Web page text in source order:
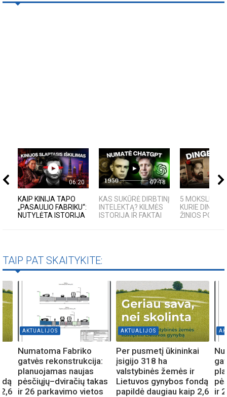
06:20
KAIP KINIJA TAPO
„PASAULIO FABRIKU“:
NUTYLĖTA ISTORIJA
07:18
KAS SUKŪRĖ DIRBTINĮ
INTELEKTĄ? KILMĖS
ISTORIJA IR FAKTAI
5
KURIE DINGO
ŽINIOS PO
TAIP PAT SKAITYKITE:
AKTUALIJOS
Numatoma Fabriko
gatvės rekonstrukcija:
planuojamas naujas
pėsčiųjų–dviračių takas
ir 26 parkavimo vietos
AKTUALIJOS
Per pusmetį ūkininkai
įsigijo 318 ha
valstybinės žemės ir
Lietuvos gynybos fondą
papildė daugiau kaip 2,6 ir